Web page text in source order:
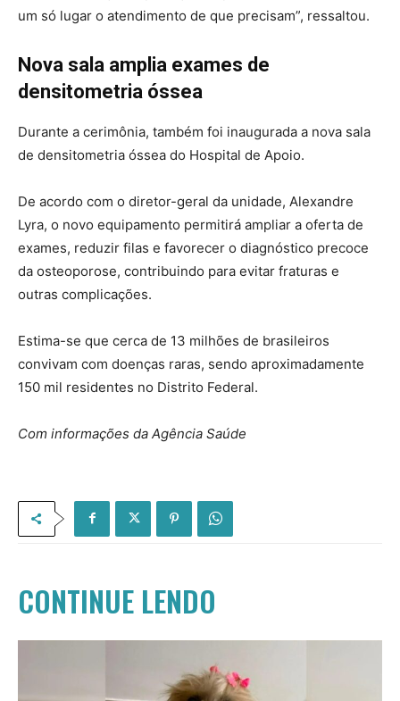
um só lugar o atendimento de que precisam”, ressaltou.
Nova sala amplia exames de
densitometria óssea
Durante a cerimônia, também foi inaugurada a nova sala
de densitometria óssea do Hospital de Apoio.
De acordo com o diretor-geral da unidade, Alexandre
Lyra, o novo equipamento permitirá ampliar a oferta de
exames, reduzir filas e favorecer o diagnóstico precoce
da osteoporose, contribuindo para evitar fraturas e
outras complicações.
Estima-se que cerca de 13 milhões de brasileiros
convivam com doenças raras, sendo aproximadamente
150 mil residentes no Distrito Federal.
Com informações da Agência Saúde
CONTINUE LENDO